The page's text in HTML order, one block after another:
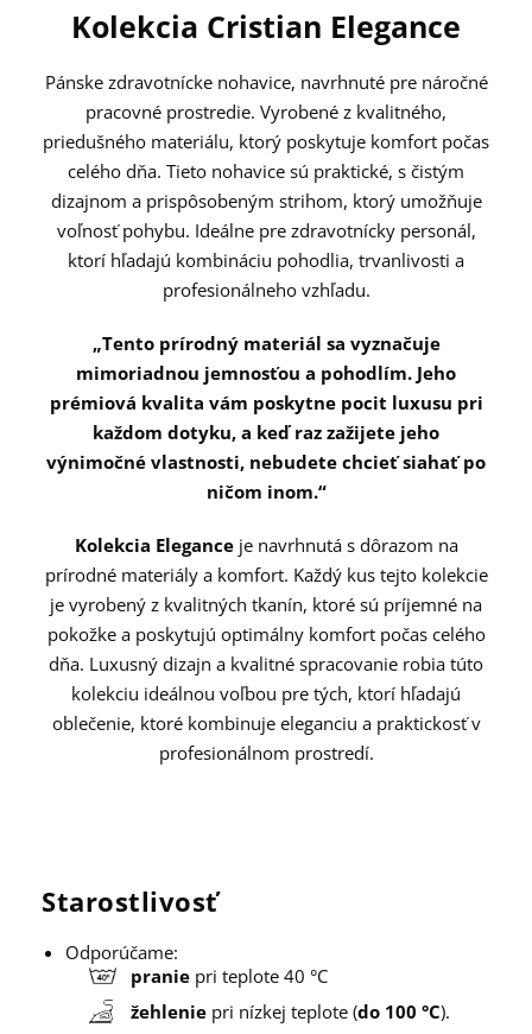
Kolekcia Cristian Elegance
Pánske zdravotnícke nohavice, navrhnuté pre náročné
pracovné prostredie. Vyrobené z kvalitného,
priedušného materiálu, ktorý poskytuje komfort počas
celého dňa. Tieto nohavice sú praktické, s čistým
dizajnom a prispôsobeným strihom, ktorý umožňuje
voľnosť pohybu. Ideálne pre zdravotnícky personál,
ktorí hľadajú kombináciu pohodlia, trvanlivosti a
profesionálneho vzhľadu.
„Tento prírodný materiál sa vyznačuje
mimoriadnou jemnosťou a pohodlím. Jeho
prémiová kvalita vám poskytne pocit luxusu pri
každom dotyku, a keď raz zažijete jeho
výnimočné vlastnosti, nebudete chcieť siahať po
ničom inom.“
Kolekcia Eleganceje navrhnutá s dôrazom na
prírodné materiály a komfort. Každý kus tejto kolekcie
je vyrobený z kvalitných tkanín, ktoré sú príjemné na
pokožke a poskytujú optimálny komfort počas celého
dňa. Luxusný dizajn a kvalitné spracovanie robia túto
kolekciu ideálnou voľbou pre tých, ktorí hľadajú
oblečenie, ktoré kombinuje eleganciu a praktickosť v
profesionálnom prostredí.
Starostlivosť
Odporúčame:
pranie pri teplote 40 °C
žehlenie pri nízkej teplote (do 100 °C).